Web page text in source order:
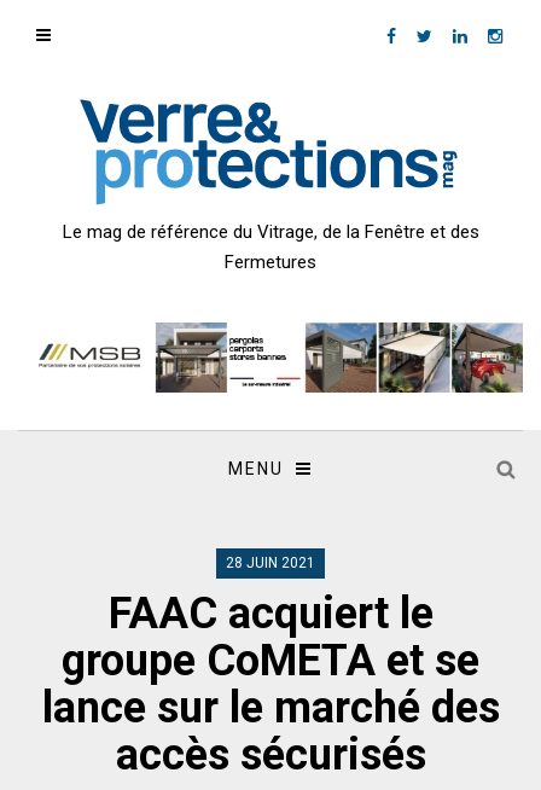
Le mag de référence du Vitrage, de la Fenêtre et des
Fermetures
MENU
28 JUIN 2021
FAAC acquiert le
groupe CoMETA et se
lance sur le marché des
accès sécurisés